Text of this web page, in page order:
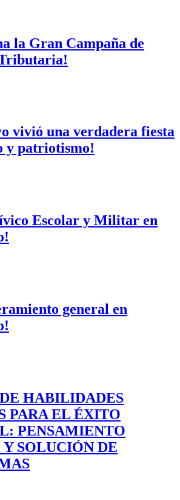
la Gran Campaña de
vivió una verdadera fiesta
y patriotismo!
Escolar y Militar en
general en
HABILIDADES
PARA EL ÉXITO
PENSAMIENTO
SOLUCIÓN DE